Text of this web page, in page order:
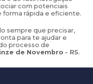
com potenciais
rápida e eficiente.
sempre que precisar,
para te ajudar e
processo de
de Novembro - RS.